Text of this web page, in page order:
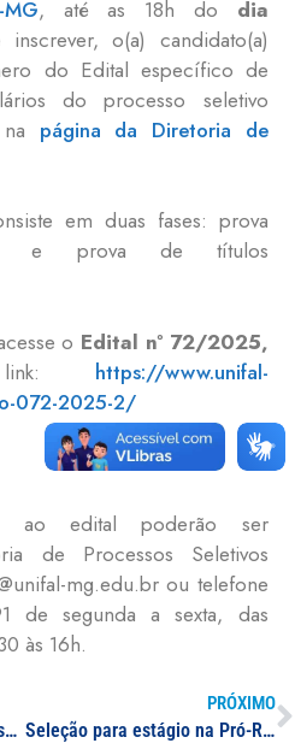
, até as 18h do dia
inscrever, o(a) candidato(a)
do Edital específico de
do processo seletivo
página da Diretoria de
em duas fases: prova
e prova de títulos
o Edital nº 72/2025,
link: https://www.unifal-
072-2025-2/
ao edital poderão ser
de Processos Seletivos
mg.edu.br ou telefone
de segunda a sexta, das
às 16h.
Processo seletivo para professor(a) substituto(a) na área de atuação em Matemática e Educação Matemática
PRÓXIMO
Seleção para estágio na Pró-Reitoria de Graduação